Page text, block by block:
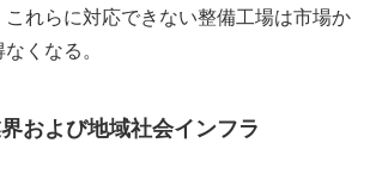
これらに対応できない整備工場は市場か
くなる。
および地域社会インフラ